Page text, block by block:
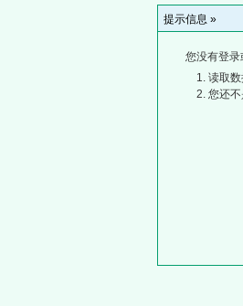
提示信息 »
您没有登
读取
您还